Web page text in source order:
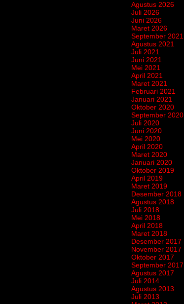
Agustus 2026
Juli 2026
Juni 2026
Maret 2026
September 2021
Agustus 2021
Juli 2021
Juni 2021
Mei 2021
April 2021
Maret 2021
Februari 2021
Januari 2021
Oktober 2020
September 2020
Juli 2020
Juni 2020
Mei 2020
April 2020
Maret 2020
Januari 2020
Oktober 2019
April 2019
Maret 2019
Desember 2018
Agustus 2018
Juli 2018
Mei 2018
April 2018
Maret 2018
Desember 2017
November 2017
Oktober 2017
September 2017
Agustus 2017
Juli 2014
Agustus 2013
Juli 2013